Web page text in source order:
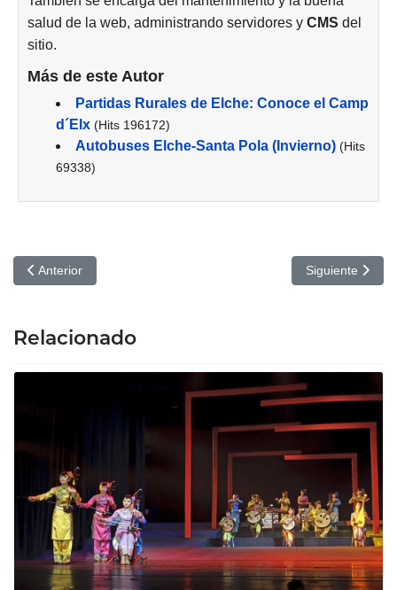
salud de la web, administrando servidores y CMS del
sitio.
Más de este Autor
Partidas Rurales de Elche: Conoce el Camp
d´Elx (Hits 196172)
Autobuses Elche-Santa Pola (Invierno) (Hits
69338)
Artículo anterior: Vivir así es morir de amor - Gran Teatro Elche
Anterior Artículo
Siguiente
Relacionado